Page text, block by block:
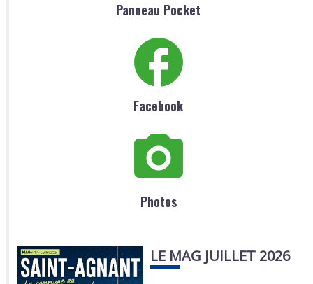
Panneau Pocket
Facebook
Photos
LE MAG JUILLET 2026